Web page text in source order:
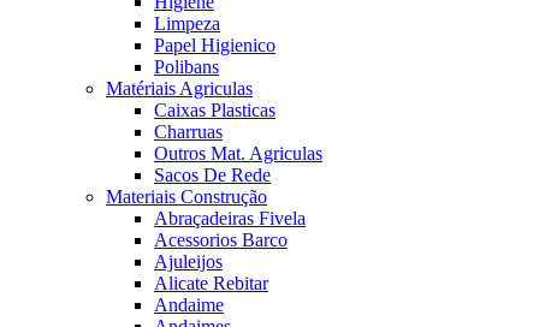
Limpeza
Papel Higienico
Polibans
Matériais Agriculas
Caixas Plasticas
Charruas
Outros Mat. Agriculas
Sacos De Rede
Materiais Construção
Abraçadeiras Fivela
Acessorios Barco
Ajuleijos
Alicate Rebitar
Andaime